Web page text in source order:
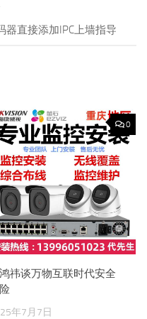
器直接添加IPC上墙指导
0
祎谈万物互联时代安全
年7月7日